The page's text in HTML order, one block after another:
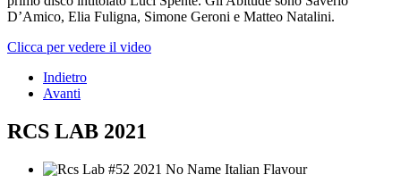
D’Amico, Elia Fuligna, Simone Geroni e Matteo Natalini.
Clicca per vedere il video
Indietro
Avanti
RCS LAB 2021